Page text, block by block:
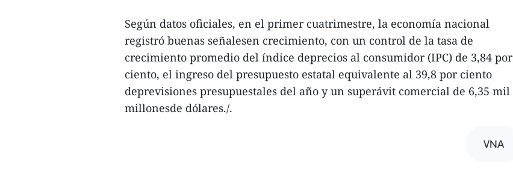
Según datos oficiales, en el primer cuatrimestre, la economía nacional
registró buenas señalesen crecimiento, con un control de la tasa de
crecimiento promedio del índice deprecios al consumidor (IPC) de 3,84 por
ciento, el ingreso del presupuesto estatal equivalente al 39,8 por ciento
deprevisiones presupuestales del año y un superávit comercial de 6,35 mil
millonesde dólares./.
VNA